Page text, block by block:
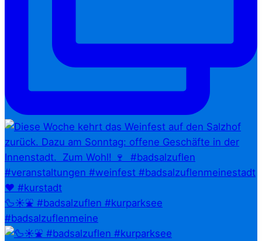
🦆☀️⛲ #badsalzuflen #kurparksee
#badsalzuflenmeine